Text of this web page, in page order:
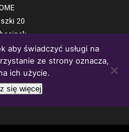
20
17 90
aby świadczyć usługi na
ze strony oznacza,
ich użycie.
się więcej